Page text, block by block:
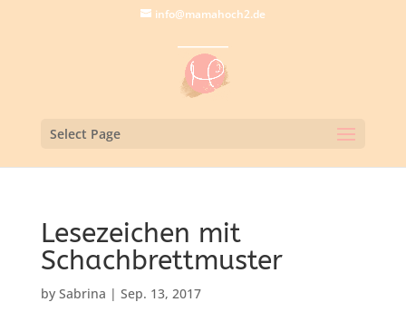
info@mamahoch2.de
Select Page
Lesezeichen mit
Schachbrettmuster
by Sabrina | Sep. 13, 2017